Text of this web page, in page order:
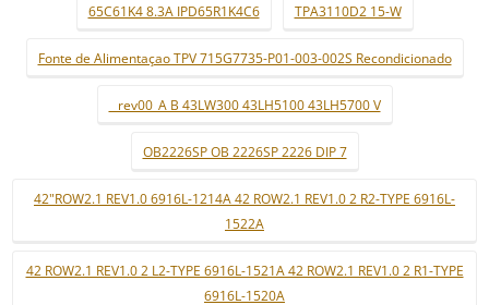
65C61K4 8.3A IPD65R1K4C6 TPA3110D2 15-W
Fonte de Alimentaçao TPV 715G7735-P01-003-002S Recondicionado
_ rev00_A B 43LW300 43LH5100 43LH5700 V
OB2226SP OB 2226SP 2226 DIP 7
42"ROW2.1 REV1.0 6916L-1214A 42 ROW2.1 REV1.0 2 R2-TYPE 6916L-
1522A
42 ROW2.1 REV1.0 2 L2-TYPE 6916L-1521A 42 ROW2.1 REV1.0 2 R1-TYPE
6916L-1520A